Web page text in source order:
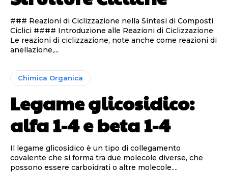
### Reazioni di Ciclizzazione nella Sintesi di Composti
Ciclici #### Introduzione alle Reazioni di Ciclizzazione
Le reazioni di ciclizzazione, note anche come reazioni di
anellazione,...
Chimica Organica
Legame glicosidico:
alfa 1-4 e beta 1-4
Il legame glicosidico è un tipo di collegamento
covalente che si forma tra due molecole diverse, che
possono essere carboidrati o altre molecole....